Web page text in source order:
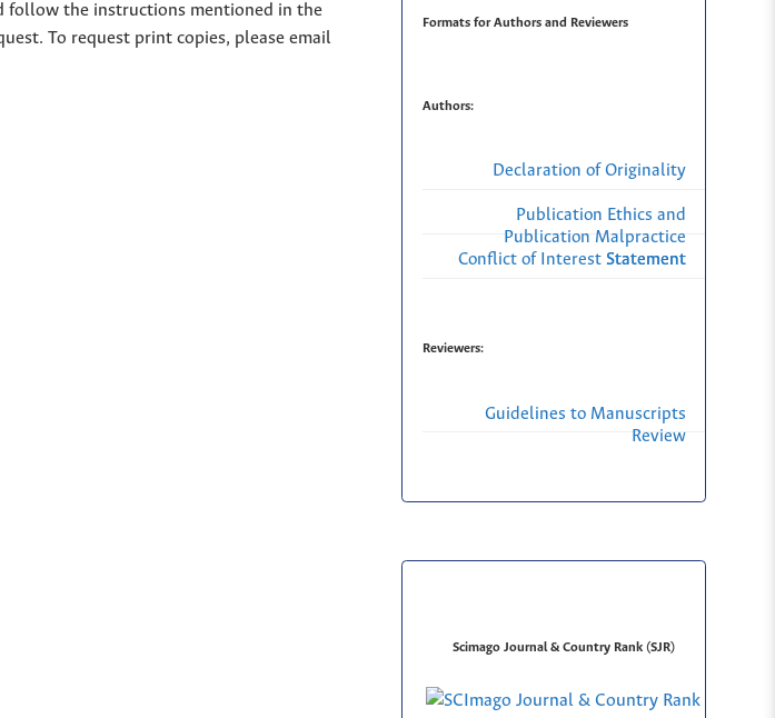
follow the instructions mentioned in the
To request print copies, please email
Formats for Authors and Reviewers
Authors:
Declaration of Originality
Publication Ethics and
Publication Malpractice
Statement
Conflict of Interest Statement
Reviewers:
Guidelines to Manuscripts
Review
Scimago Journal & Country Rank (SJR)